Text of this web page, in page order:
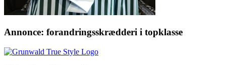
Annonce: forandringsskrædderi i topklasse